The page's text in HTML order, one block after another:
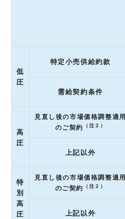
低
圧
特定小売供給約款
需給契約条件
高
圧
見直し後の市場価格調整適用
のご契約
（注２）
上記以外
特
別
高
圧
見直し後の市場価格調整適用
のご契約
（注２）
上記以外